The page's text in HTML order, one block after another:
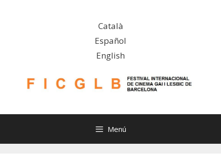
Català
Español
English
Menú